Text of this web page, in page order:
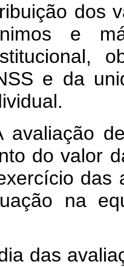
dos
e
e da
de
do valor
das
na
das